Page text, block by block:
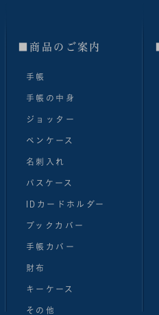
■商品のご案内
手帳
手帳の中身
ジョッター
ペンケース
名刺入れ
パスケース
IDカードホルダー
ブックカバー
手帳カバー
財布
キーケース
その他